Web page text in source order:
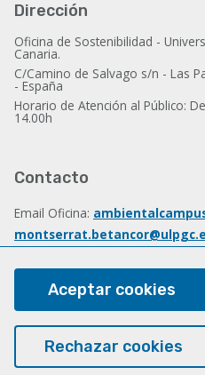
Dirección
Oficina de Sostenibilidad -
Canaria.
C/Camino de Salvago s/n - Las
- España
Horario de Atención al Público:
14.00h
Contacto
Email Oficina:
Tlf.: (+34) 928 45 7447
Sobre esta web
Aceptar cookies
Rechazar cookies